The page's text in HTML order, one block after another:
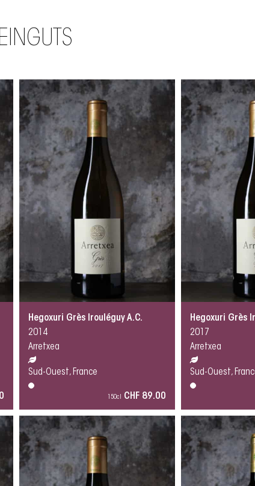
Hegoxuri Grès Irouléguy A.C.
2014
Arretxea
Sud-Ouest, France
150cl CHF 89.00
Hegoxuri Grès
2017
Arretxea
Sud-Ouest,